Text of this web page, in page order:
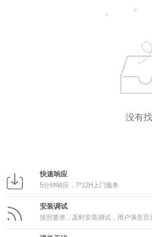
没有
快速响应
5分钟响应，7*12H上门服务
安装调试
按照要求，及时安装调试，用户满意百